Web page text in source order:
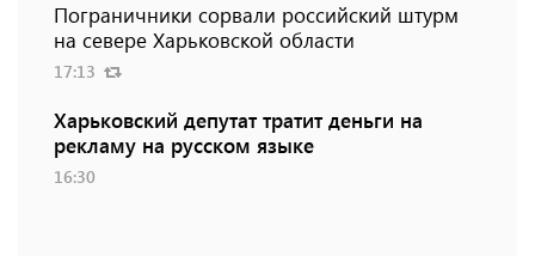
Пограничники сорвали российский штурм
на севере Харьковской области
17:13
Харьковский депутат тратит деньги на
рекламу на русском языке
16:30